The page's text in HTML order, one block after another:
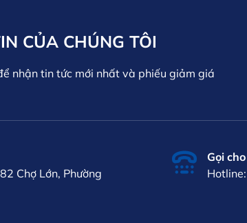
CỦA CHÚNG TÔI
nhận tin tức mới nhất và phiếu giảm giá
Chợ Lớn, Phường
Gọi